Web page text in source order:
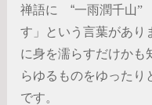
禅語に “一雨潤千山”
す」という言葉があり
に身を濡らすだけかも
らゆるものをゆったり
です。